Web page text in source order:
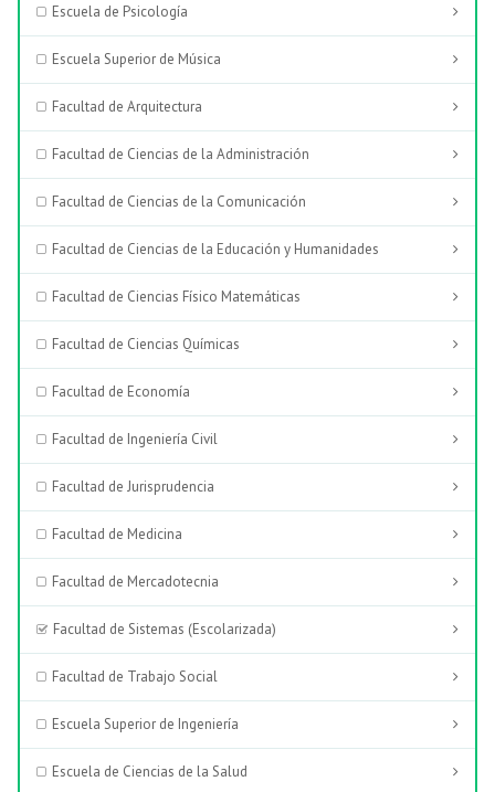
Escuela de Psicología
Escuela Superior de Música
Facultad de Arquitectura
Facultad de Ciencias de la Administración
Facultad de Ciencias de la Comunicación
Facultad de Ciencias de la Educación y Humanidades
Facultad de Ciencias Físico Matemáticas
Facultad de Ciencias Químicas
Facultad de Economía
Facultad de Ingeniería Civil
Facultad de Jurisprudencia
Facultad de Medicina
Facultad de Mercadotecnia
Facultad de Sistemas (Escolarizada)
Facultad de Trabajo Social
Escuela Superior de Ingeniería
Escuela de Ciencias de la Salud